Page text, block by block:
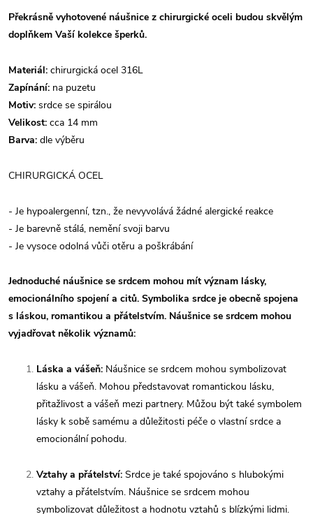
Překrásně vyhotovené náušnice z chirurgické oceli budou skvělým
doplňkem Vaší kolekce šperků.
Materiál: chirurgická ocel 316L
Zapínání: na puzetu
Motiv: srdce se spirálou
Velikost: cca 14 mm
Barva: dle výběru
CHIRURGICKÁ OCEL
- Je hypoalergenní, tzn., že nevyvolává žádné alergické reakce
- Je barevně stálá, nemění svoji barvu
- Je vysoce odolná vůči otěru a poškrábání
Jednoduché náušnice se srdcem mohou mít význam lásky,
emocionálního spojení a citů. Symbolika srdce je obecně spojena
s láskou, romantikou a přátelstvím. Náušnice se srdcem mohou
vyjadřovat několik významů:
Láska a vášeň: Náušnice se srdcem mohou symbolizovat
lásku a vášeň. Mohou představovat romantickou lásku,
přitažlivost a vášeň mezi partnery. Můžou být také symbolem
lásky k sobě samému a důležitosti péče o vlastní srdce a
emocionální pohodu.
Vztahy a přátelství: Srdce je také spojováno s hlubokými
vztahy a přátelstvím. Náušnice se srdcem mohou
symbolizovat důležitost a hodnotu vztahů s blízkými lidmi.